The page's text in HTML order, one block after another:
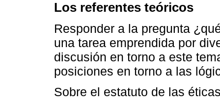
Los referentes teóricos
Responder a la pregunta
una tarea emprendida por
discusión en torno a este
posiciones en torno a las
Sobre el estatuto de las